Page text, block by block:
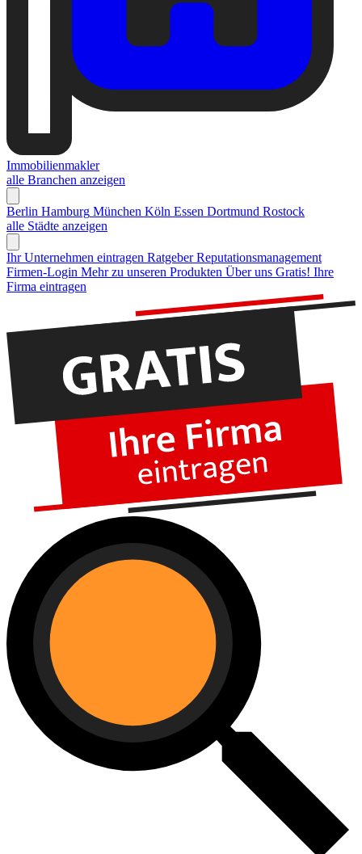
Immobilienmakler
alle Branchen anzeigen
Berlin Hamburg München Köln Essen Dortmund Rostock
alle Städte anzeigen
Ihr Unternehmen eintragen Ratgeber Reputationsmanagement
Firmen-Login Mehr zu unseren Produkten Über uns Gratis! Ihre
Firma eintragen